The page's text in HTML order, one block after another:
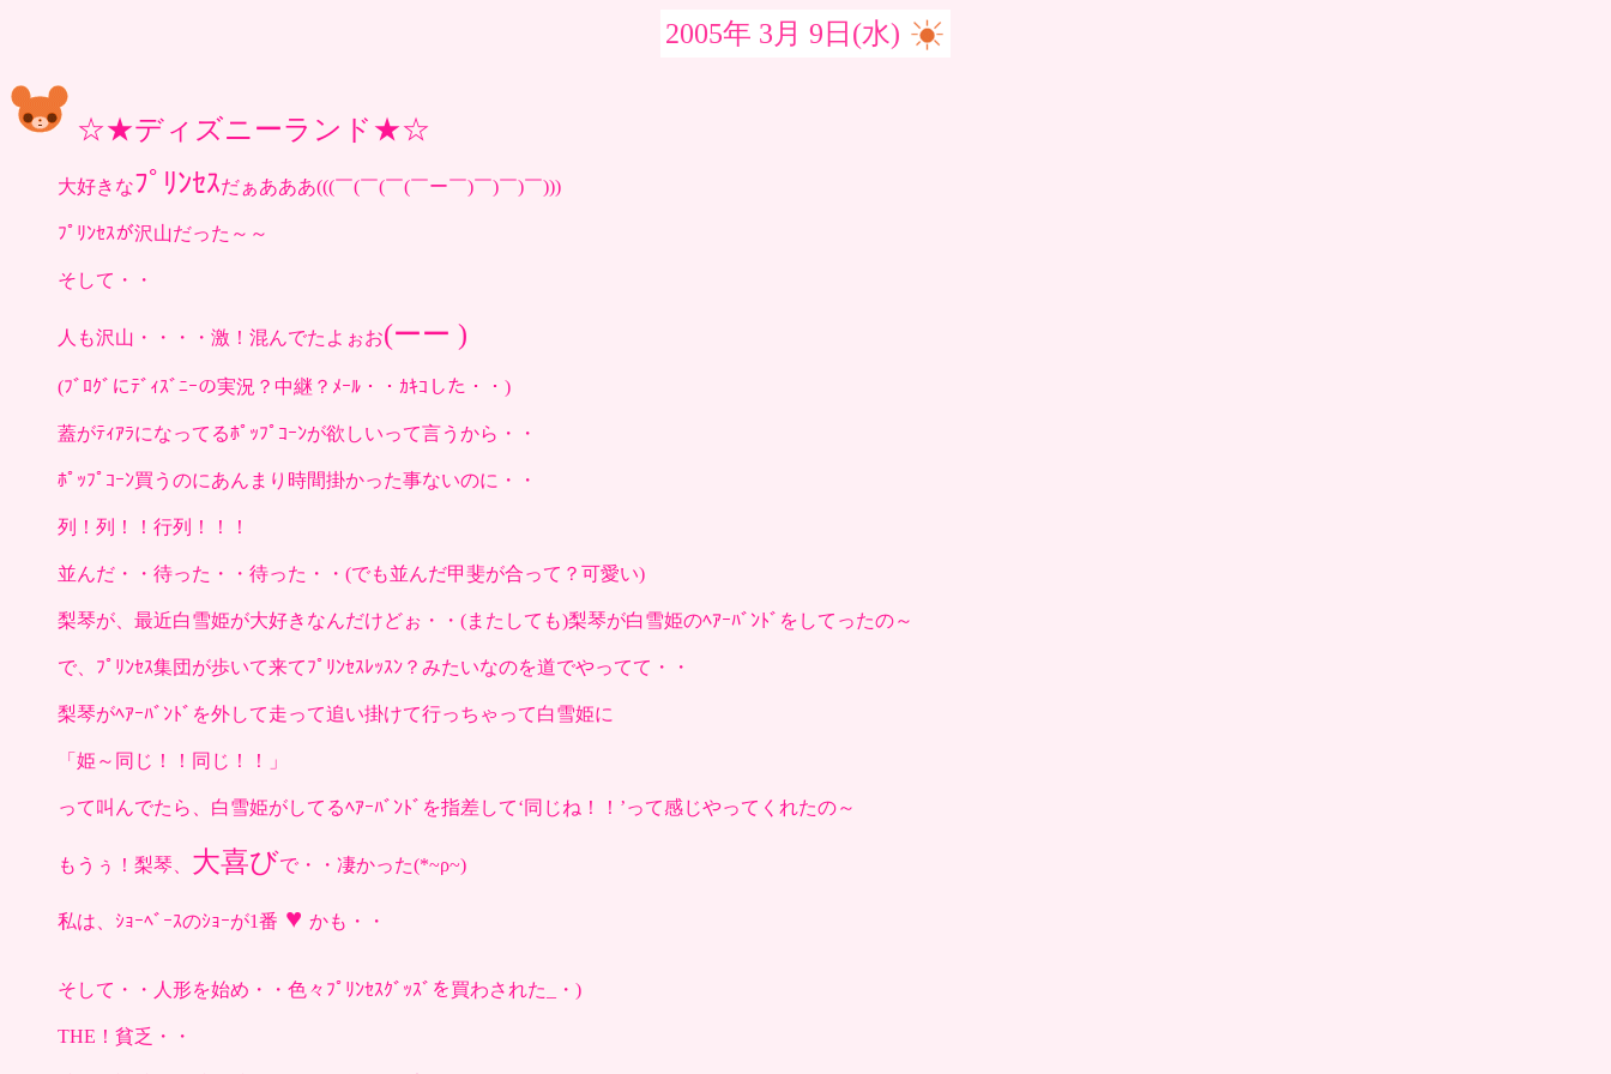
2005年 3月 9日(水)
☆★ディズニーランド★☆
大好きなﾌﾟﾘﾝｾｽだぁあああ(((￣(￣(￣(￣ー￣)￣)￣)￣)))
ﾌﾟﾘﾝｾｽが沢山だった～～
そして・・
人も沢山・・・・激！混んでたよぉお(ーー )
(ﾌﾞﾛｸﾞにﾃﾞｨｽﾞﾆｰの実況？中継？ﾒｰﾙ・・ｶｷｺした・・)
蓋がﾃｨｱﾗになってるﾎﾟｯﾌﾟｺｰﾝが欲しいって言うから・・
ﾎﾟｯﾌﾟｺｰﾝ買うのにあんまり時間掛かった事ないのに・・
列！列！！行列！！！
並んだ・・待った・・待った・・(でも並んだ甲斐が合って？可愛い)
梨琴が、最近白雪姫が大好きなんだけどぉ・・(またしても)梨琴が白雪姫のﾍｱｰﾊﾞﾝﾄﾞをしてったの～
で、ﾌﾟﾘﾝｾｽ集団が歩いて来てﾌﾟﾘﾝｾｽﾚｯｽﾝ？みたいなのを道でやってて・・
梨琴がﾍｱｰﾊﾞﾝﾄﾞを外して走って追い掛けて行っちゃって白雪姫に
「姫～同じ！！同じ！！」
って叫んでたら、白雪姫がしてるﾍｱｰﾊﾞﾝﾄﾞを指差して‘同じね！！’って感じやってくれたの～
もうぅ！梨琴、 大喜びで・・凄かった(*~ρ~)
私は、ｼｮｰﾍﾞｰｽのｼｮｰが1番 ♥ かも・・
そして・・人形を始め・・色々ﾌﾟﾘﾝｾｽｸﾞｯｽﾞを買わされた_・)
THE！貧乏・・